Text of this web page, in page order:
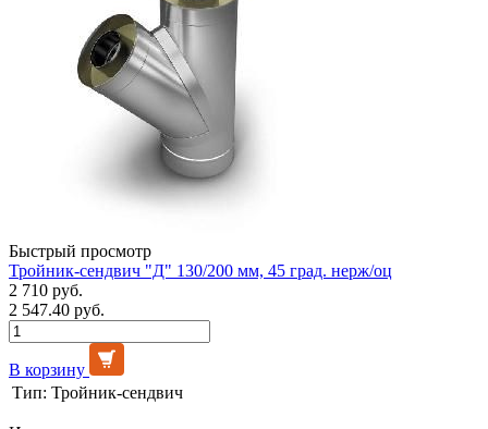
Быстрый просмотр
Тройник-сендвич "Д" 130/200 мм, 45 град. нерж/оц
2 710 руб.
2 547.40 руб.
В корзину
Тип: Тройник-сендвич